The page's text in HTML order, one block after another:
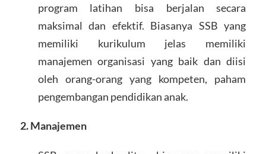
program latihan bisa berjalan secara
maksimal dan efektif. Biasanya SSB yang
memiliki kurikulum jelas memiliki
manajemen organisasi yang baik dan diisi
oleh orang-orang yang kompeten, paham
pengembangan pendidikan anak.
2. Manajemen